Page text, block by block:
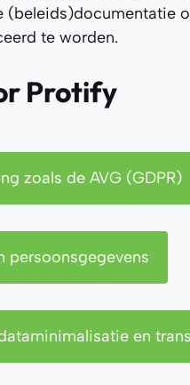
te worden.
Protify
zoals de AVG (GDPR)
persoonsgegevens
en